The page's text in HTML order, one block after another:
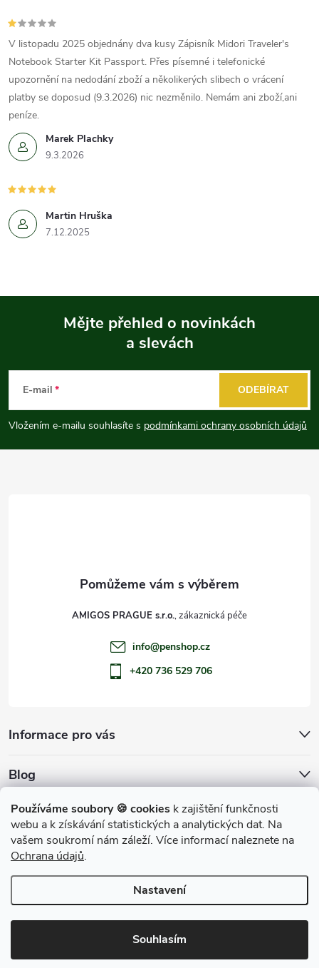
Používáme soubory 🍪 cookies k zajištění funkčnosti
webu a k získávání statistických a analytických dat. Na
vašem soukromí nám záleží. Více informací naleznete na
Ochrana údajů.
Nastavení
Souhlasím
Marek Plachky
9.3.2026
V listopadu 2025 objednány dva kusy Zápisník Midori Traveler's
Notebook Starter Kit Passport. Přes písemné i telefonické
upozornění na nedodání zboží a několikerých slibech o vrácení
platby se doposud (9.3.2026) nic nezměnilo. Nemám ani zboží,ani
peníze.
Martin Hruška
7.12.2025
p
a
Mějte přehled o novinkách
a slevách
E-mail
Vložením e-mailu souhlasíte s podmínkami ochrany osobních údajů
ODEBÍRAT
Informace pro vás
Blog
Archiv
Přijímáme online platby
AMIGOS PRAGUE s.r.o.
info@penshop.cz
+420 736 529 706
Copyright 2026penShop. Všechna práva vyhrazena.